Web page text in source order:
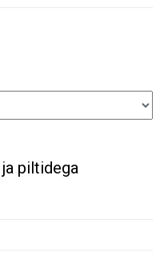
piltidega